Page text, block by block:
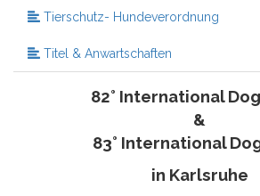
Tierschutz- Hundeverordnung
Titel & Anwartschaften
82° International
&
83° International
in Karlsruhe